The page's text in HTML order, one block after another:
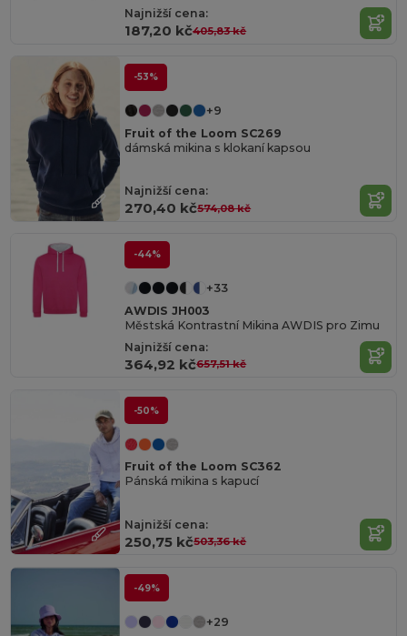
Najnižší cena:
187,20 kč405,83 kč
-53%
+9
Fruit of the Loom SC269
dámská mikina s klokaní kapsou
Najnižší cena:
270,40 kč574,08 kč
-44%
+33
AWDIS JH003
Městská Kontrastní Mikina AWDIS pro Zimu
Najnižší cena:
364,92 kč657,51 kč
-50%
Fruit of the Loom SC362
Pánská mikina s kapucí
Najnižší cena:
250,75 kč503,36 kč
-49%
+29